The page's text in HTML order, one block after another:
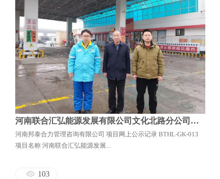
河南联合汇弘能源发展有限公司文化北路分公司安全现状评价
河南邦泰合力管理咨询有限公司 项目网上公示记录 BTHL-GK-013
项目名称 河南联合汇弘能源发展...
103